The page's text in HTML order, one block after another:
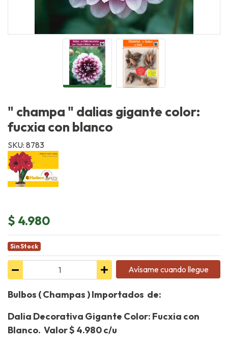
" champa " dalias gigante color:
fucxia con blanco
SKU: 8783
$ 4.980
Sin Stock
Avísame cuando llegue
Bulbos ( Champas ) Importados de:
Dalia Decorativa Gigante Color: Fucxia con
Blanco. Valor $ 4.980 c/u